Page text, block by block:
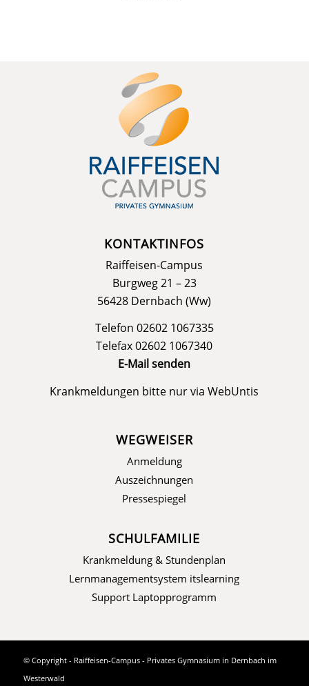
KONTAKTINFOS
Raiffeisen-Campus
Burgweg 21 – 23
56428 Dernbach (Ww)
Telefon 02602 1067335
Telefax 02602 1067340
E-Mail senden
Krankmeldungen bitte nur viaWebUntis
WEGWEISER
Anmeldung
Auszeichnungen
Pressespiegel
SCHULFAMILIE
Krankmeldung & Stundenplan
Lernmanagementsystem itslearning
Support Laptopprogramm
© Copyright - Raiffeisen-Campus - Privates Gymnasium in Dernbach im
Westerwald